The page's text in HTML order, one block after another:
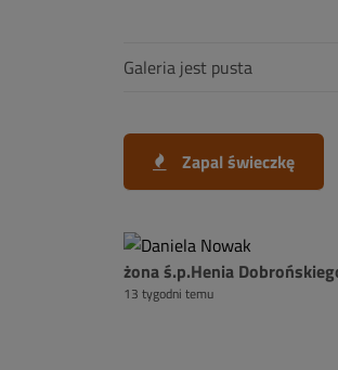
Galeria jest pusta
Zapal świeczkę
żona ś.p.Henia
13 tygodni temu